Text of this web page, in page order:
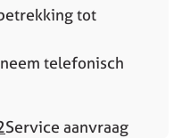
tot
telefonisch
Service aanvraag